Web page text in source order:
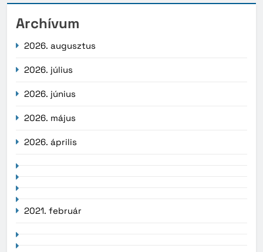
Archívum
2026. augusztus
2026. július
2026. június
2026. május
2026. április
2021. február